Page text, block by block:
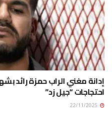
إدانة مغني الراب حمزة رائد
احتجاجات “جيل زد”